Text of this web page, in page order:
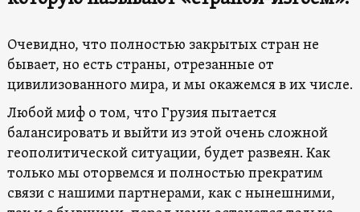
Очевидно, что полностью закрытых стран не
бывает, но есть страны, отрезанные от
цивилизованного мира, и мы окажемся в их числе.
Любой миф о том, что Грузия пытается
балансировать и выйти из этой очень сложной
геополитической ситуации, будет развеян. Как
только мы оторвемся и полностью прекратим
связи с нашими партнерами, как с нынешними,